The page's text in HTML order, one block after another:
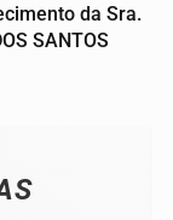
da Sra.
SANTOS